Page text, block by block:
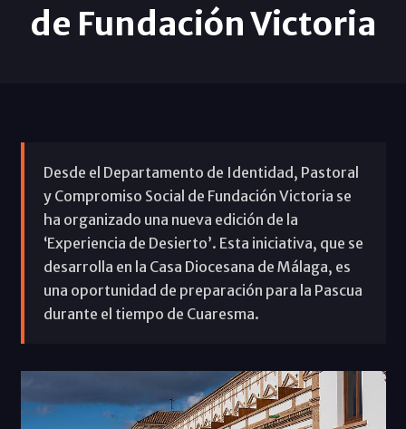
de Fundación Victoria
Desde el Departamento de Identidad, Pastoral
y Compromiso Social de Fundación Victoria se
ha organizado una nueva edición de la
‘Experiencia de Desierto’. Esta iniciativa, que se
desarrolla en la Casa Diocesana de Málaga, es
una oportunidad de preparación para la Pascua
durante el tiempo de Cuaresma.